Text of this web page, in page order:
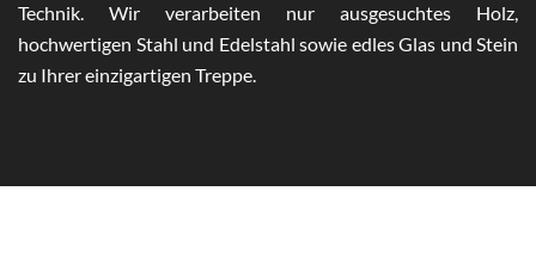
Technik. Wir verarbeiten nur ausgesuchtes Holz,
hochwertigen Stahl und Edelstahl sowie edles Glas und Stein
zu Ihrer einzigartigen Treppe.